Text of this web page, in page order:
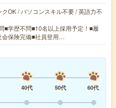
OK / パソコンスキル不要 / 英語力不
■学歴不問■10名以上採用予定！■履
会保険完備■社員登用…
40代 50代
60代